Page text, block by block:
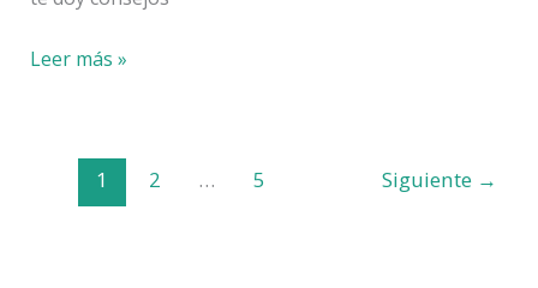
Irlanda
nuestra
experiencia
Leer más »
1 2 … 5 Siguiente →